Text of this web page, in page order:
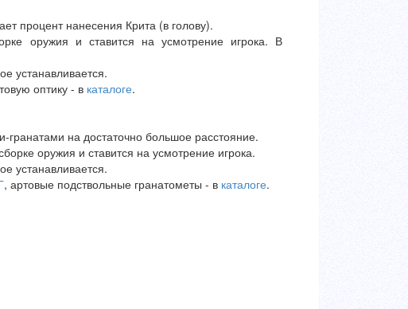
процент нанесения Крита (в голову).
оружия и ставится на усмотрение игрока. В
устанавливается.
оптику - в каталоге.
гранатами на достаточно большое расстояние.
оружия и ставится на усмотрение игрока.
устанавливается.
, артовые подствольные гранатометы - в каталоге.